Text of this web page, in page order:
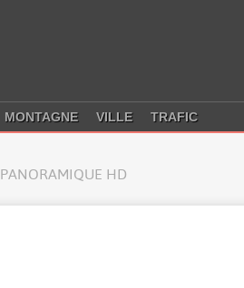
MONTAGNE VILLE TRAFIC
PANORAMIQUE HD